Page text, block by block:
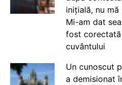
inițială, nu
Mi-am dat
fost corectată
cuvântului
Un cunoscut
a demisionat